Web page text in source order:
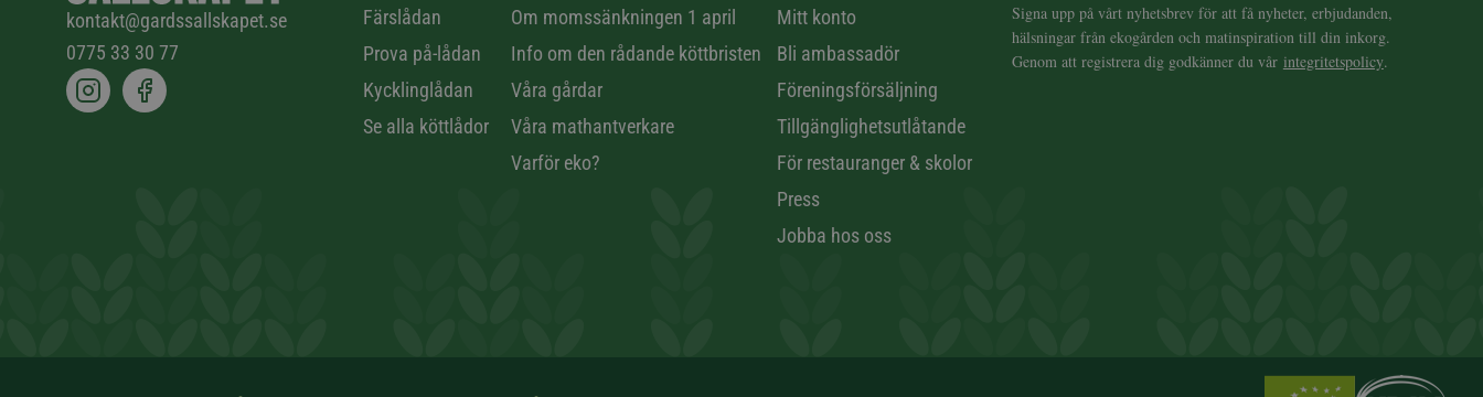
kontakt@gardssallskapet.se
0775 33 30 77
Färslådan
Prova på-lådan
Kycklinglådan
Se alla köttlådor
Om momssänkningen 1 april
Info om den rådande köttbristen
Våra gårdar
Våra mathantverkare
Varför eko?
Mitt konto
Bli ambassadör
Föreningsförsäljning
Tillgänglighetsutlåtande
För restauranger & skolor
Press
Jobba hos oss
Signa upp på vårt nyhetsbrev för att få nyheter, erbjudanden,
hälsningar från ekogården och matinspiration till din inkorg.
Genom att registrera dig godkänner du vår integritetspolicy.